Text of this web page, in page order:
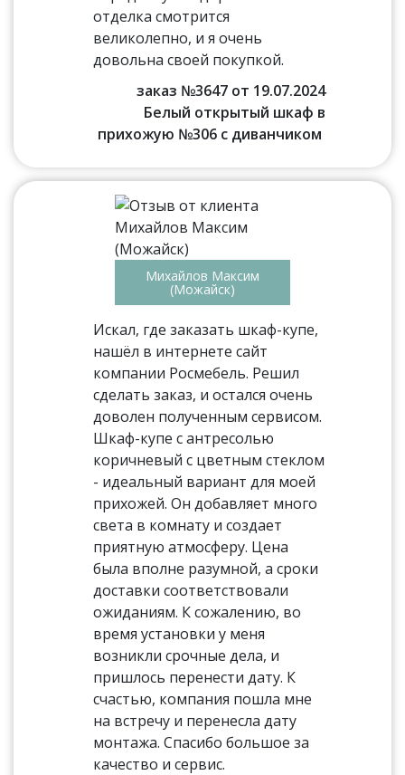
отделка смотрится
великолепно, и я очень
довольна своей покупкой.
заказ №3647 от 19.07.2024
Белый открытый шкаф в
прихожую №306 с диванчиком
Михайлов Максим
(Можайск)
Искал, где заказать шкаф-купе,
нашёл в интернете сайт
компании Росмебель. Решил
сделать заказ, и остался очень
доволен полученным сервисом.
Шкаф-купе с антресолью
коричневый с цветным стеклом
- идеальный вариант для моей
прихожей. Он добавляет много
света в комнату и создает
приятную атмосферу. Цена
была вполне разумной, а сроки
доставки соответствовали
ожиданиям. К сожалению, во
время установки у меня
возникли срочные дела, и
пришлось перенести дату. К
счастью, компания пошла мне
на встречу и перенесла дату
монтажа. Спасибо большое за
качество и сервис.